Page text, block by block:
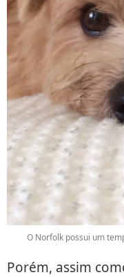
O Norfolk possui um
Porém, assim